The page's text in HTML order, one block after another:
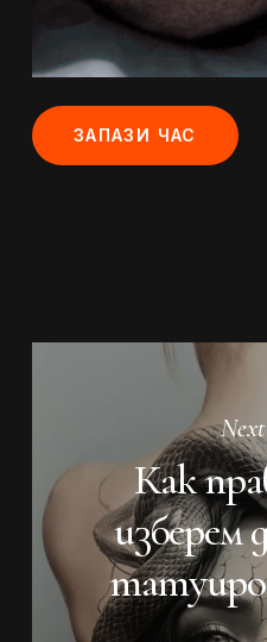
ЗАПАЗИ ЧАС
Как
изберем